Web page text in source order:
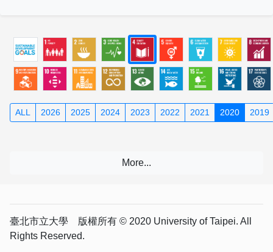
ALL 2026 2025 2024 2023 2022 2021 2020 2019
臺北市立大學 版權所有 © 2020 University of Taipei. All
Rights Reserved.